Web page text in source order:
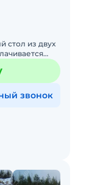
стол из двух
С оператором.
звонок